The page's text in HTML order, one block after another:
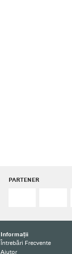
PARTENER
Informații
Întrebări Frecvente
Ajutor